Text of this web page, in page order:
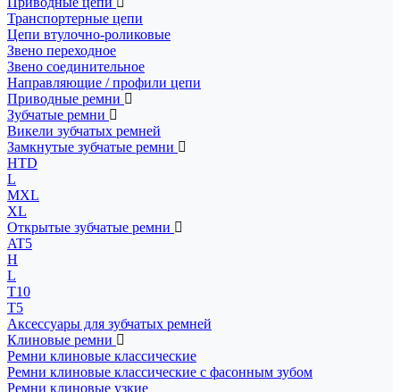
Транспортерные цепи
Цепи втулочно-роликовые
Звено переходное
Звено соединительное
Направляющие / профили цепи
Приводные ремни
Зубчатые ремни
Викели зубчатых ремней
Замкнутые зубчатые ремни
HTD
L
MXL
XL
Открытые зубчатые ремни
AT5
H
L
T10
T5
Аксессуары для зубчатых ремней
Клиновые ремни
Ремни клиновые классические
Ремни клиновые классические с фасонным зубом
Ремни клиновые узкие